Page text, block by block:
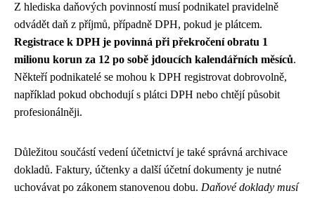
Z hlediska daňových povinností musí podnikatel pravidelně
odvádět daň z příjmů, případně DPH, pokud je plátcem.
Registrace k DPH je povinná při překročení obratu 1
milionu korun za 12 po sobě jdoucích kalendářních měsíců.
Někteří podnikatelé se mohou k DPH registrovat dobrovolně,
například pokud obchodují s plátci DPH nebo chtějí působit
profesionálněji.
Důležitou součástí vedení účetnictví je také správná archivace
dokladů. Faktury, účtenky a další účetní dokumenty je nutné
uchovávat po zákonem stanovenou dobu. Daňové doklady musí